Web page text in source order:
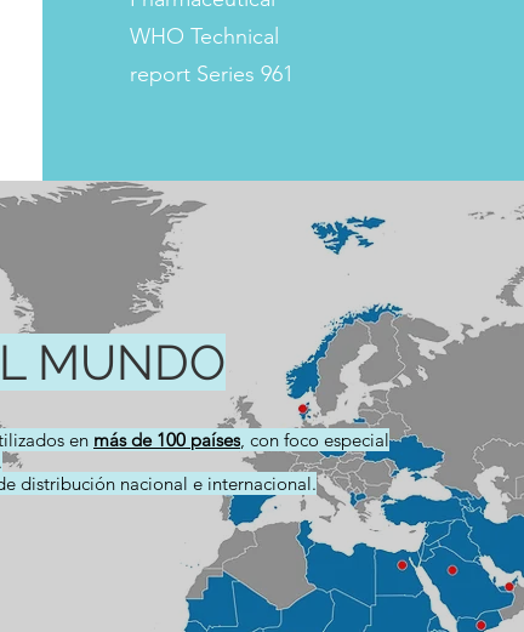
WHO Technical
report Series 961
MUNDO
en más de 100 países, con foco especial
distribución nacional e internacional.